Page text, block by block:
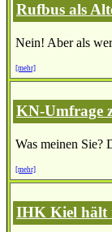
Rufbus als
Nein! Aber als
[mehr]
KN-Umfrage
Was meinen Sie?
[mehr]
IHK Kiel hält